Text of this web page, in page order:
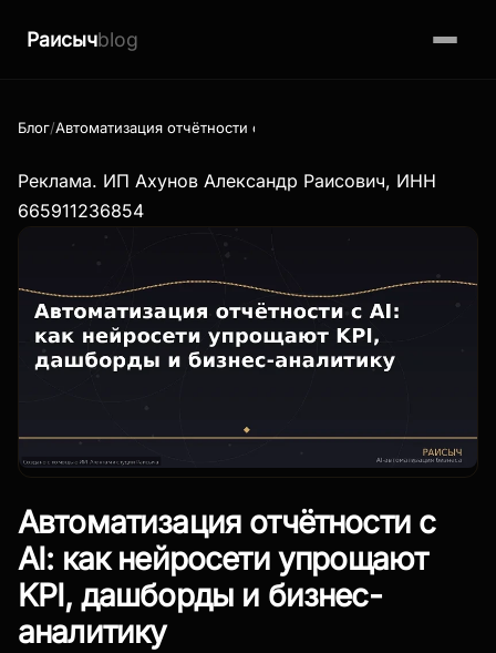
Раисычblog
Блог Автоматизация отчётности с AI: как нейросети упрощают
Реклама. ИП Ахунов Александр Раисович, ИНН
665911236854
Автоматизация отчётности с
AI: как нейросети упрощают
KPI, дашборды и бизнес-
аналитику